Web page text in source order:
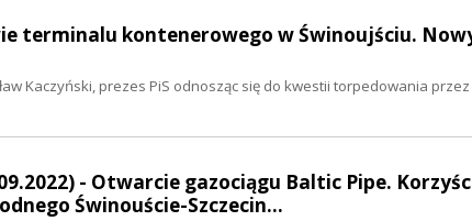
terminalu kontenerowego w Świnoujściu.
Kaczyński, prezes PiS odnosząc się do kwestii torpedowania
- Otwarcie gazociągu Baltic Pipe.
Świnouście-Szczecin…